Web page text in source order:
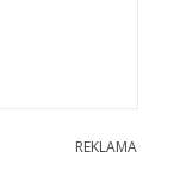
REKLAMA